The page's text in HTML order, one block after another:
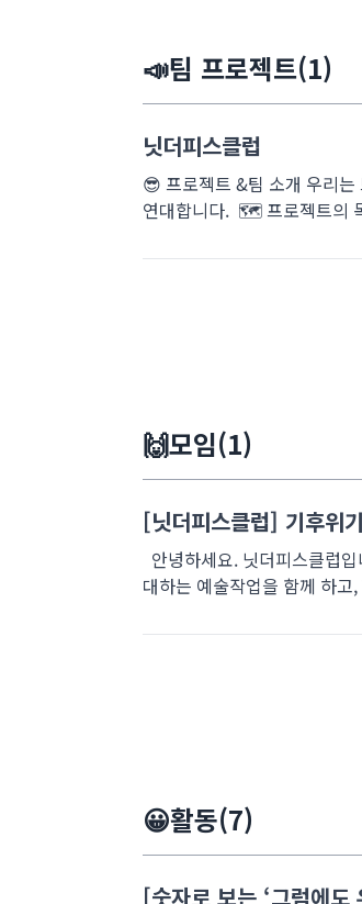
📣팀 프로젝트(1)
닛더피스클럽
😎 프로젝트 &팀 소개 우리
연대합니다. 🗺️ 프로젝트의
🙌모임(1)
[닛더피스클럽] 기후위
안녕하세요. 닛더피스클럽
대하는 예술작업을 함께 하
😀활동(7)
[숫자로 보는 ‘그럼에